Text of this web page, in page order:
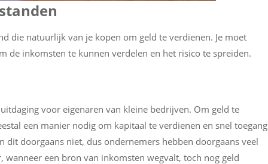
die natuurlijk van je kopen om geld te verdienen. Je moet
de inkomsten te kunnen verdelen en het risico te spreiden.
voor eigenaren van kleine bedrijven. Om geld te
een manier nodig om kapitaal te verdienen en snel toegang
dit doorgaans niet, dus ondernemers hebben doorgaans veel
een bron van inkomsten wegvalt, toch nog geld